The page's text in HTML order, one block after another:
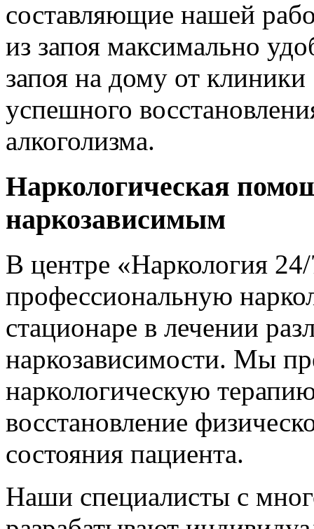
составляющие нашей
из запоя максимально
запоя на дому от
успешного
алкоголизма.
Наркологическая
наркозависимым
В центре «Наркология
профессиональную
стационаре в лечении
наркозависимости. Мы
наркологическую
восстановление
состояния пациента.
Наши специалисты с